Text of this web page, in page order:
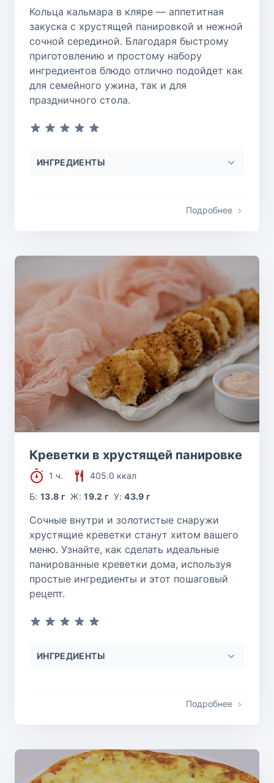
Кольца кальмара в кляре — аппетитная
закуска с хрустящей панировкой и нежной
сочной серединой. Благодаря быстрому
приготовлению и простому набору
ингредиентов блюдо отлично подойдет как
для семейного ужина, так и для
праздничного стола.
ИНГРЕДИЕНТЫ
Подробнее
Креветки в хрустящей панировке
1 ч.
405.0 ккал
Б:13.8 г Ж:19.2 г У:43.9 г
Сочные внутри и золотистые снаружи
хрустящие креветки станут хитом вашего
меню. Узнайте, как сделать идеальные
панированные креветки дома, используя
простые ингредиенты и этот пошаговый
рецепт.
ИНГРЕДИЕНТЫ
Подробнее